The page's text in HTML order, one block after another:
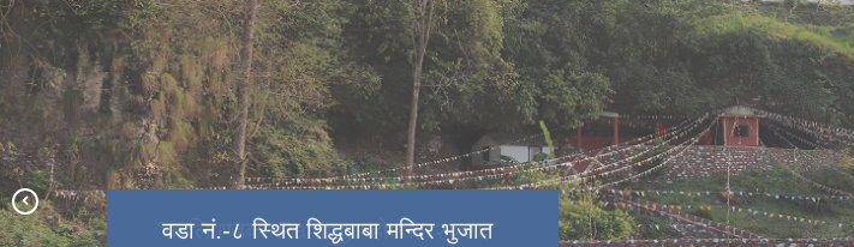
"कालिगण्डकी Rafting महोत्सब २०७६"
वडा नं.-८ स्थित शिद्धबाबा मन्दिर भुजात
पर्यटकीय स्थल तालपोखरा
प्याराग्लाइडिङ्गको सफल परिक्षण
नगरसभा सदस्यहरु,२०७९
Map of Rampur Municipality
रामपुर नगरपालिकाको दृश्य
रामपुर नगरपालिकाको नगर सभाको १७औ